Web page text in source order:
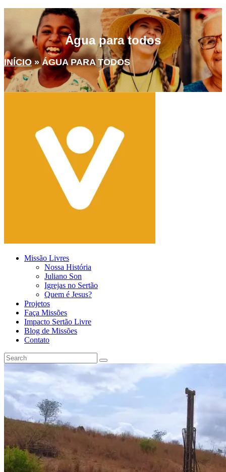
Água para todos
INÍCIO»ÁGUA PARA TODOS
Missão Livres
Nossa História
Juliano Son
Igrejas no Sertão
Quem é Jesus?
Projetos
Faça Missões
Impacto Sertão Livre
Blog de Missões
Contato